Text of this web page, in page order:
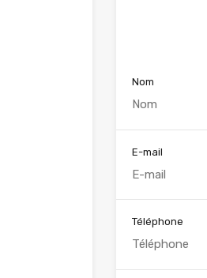
Nom
E-mail
Téléphone